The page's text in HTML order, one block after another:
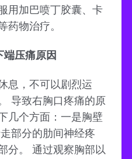
用加巴喷丁胶囊、卡
药物治疗。
压痛原因
息，不可以剧烈运
导致右胸口疼痛的原
几个方面：一是胸壁
部分的肋间神经疼
分。 通过观察胸部以